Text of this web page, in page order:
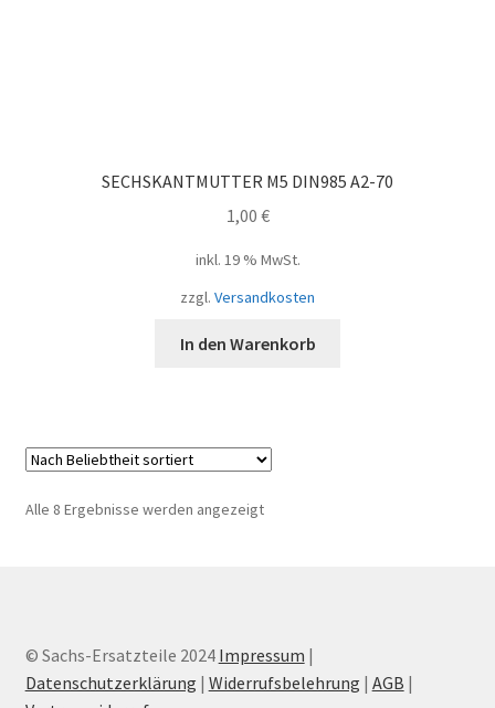
SECHSKANTMUTTER M5 DIN985 A2-70
1,00 €
inkl. 19 % MwSt.
zzgl. Versandkosten
In den Warenkorb
Alle 8 Ergebnisse werden angezeigtNach
© Sachs-Ersatzteile 2024 Impressum |
Datenschutzerklärung | Widerrufsbelehrung | AGB |